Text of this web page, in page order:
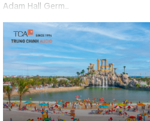
Adam Hall Germ...